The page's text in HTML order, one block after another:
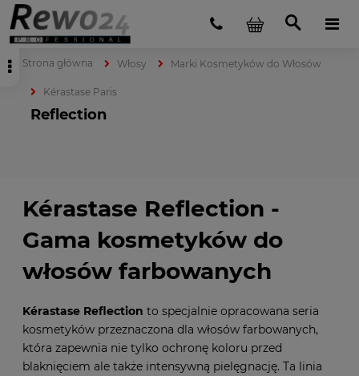
Strona główna Włosy Marki Kosmetyków do Włosów
Kérastase Paris
Reflection
Kérastase Reflection -
Gama kosmetyków do
włosów farbowanych
Kérastase Reflection to specjalnie opracowana seria
kosmetyków przeznaczona dla włosów farbowanych,
która zapewnia nie tylko ochronę koloru przed
blaknięciem ale także intensywną pielęgnację. Ta linia